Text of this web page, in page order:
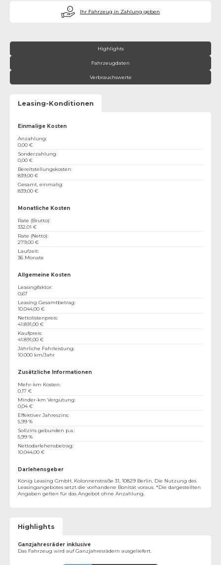
€ Ihr Fahrzeug in Zahlung geben
Highlights
Fahrzeugdaten
Verbrauchswerte
Leasing-Konditionen
Einmalige Kosten
Anzahlung:
0,00 €
Sonderzahlung:
0,00 €
Bereitstellungskosten:
839,00 €
Gesamt, einmalig:
839,00 €
Monatliche Kosten
Rate (Brutto):
332,01 €
Rate (Netto):
279,00 €
Laufzeit:
36 Monate
Allgemeine Kosten
Leasingfaktor:
0,67
Leasing Gesamtbetrag:
10.044,00 €
Nettolistenpreis:
41.891,00 €
Kaufpreis:
41.891,00 €
Jährliche Fahrleistung:
10.000 km/Jahr
Zusätzliche Informationen
Mehr-km Kosten:
0,17 €
Minder-km Vergütung:
0,04 €
Effektiver Jahreszins:
5,99 %
Sollzins gebunden p.a.:
5,99 %
Nettodarlehensbetrag:
10.044,00 €
Darlehensgeber
König Leasing GmbH, Kolonnenstraße 31, 10829 Berlin. Die Nutzung des
Leasingangebotes setzt die vorhandene Bonität voraus. *Die dargestellten
Angaben gelten für das Angebot ohne Anzahlung.
Highlights
Ganzjahresräder inklusive
Das Fahrzeug wird auf Ganzjahresrädern ausgeliefert.